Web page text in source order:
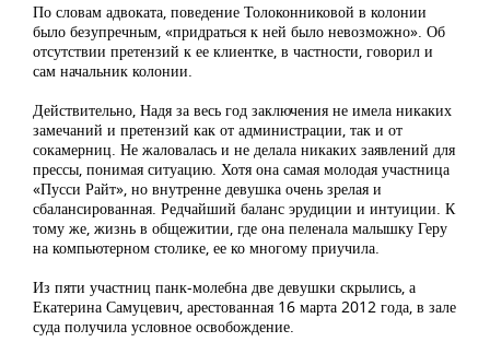
По словам адвоката, поведение Толоконниковой в колонии
было безупречным, «придраться к ней было невозможно». Об
отсутствии претензий к ее клиентке, в частности, говорил и
сам начальник колонии.
Действительно, Надя за весь год заключения не имела никаких
замечаний и претензий как от администрации, так и от
сокамерниц. Не жаловалась и не делала никаких заявлений для
прессы, понимая ситуацию. Хотя она самая молодая участница
«Пусси Райт», но внутренне девушка очень зрелая и
сбалансированная. Редчайший баланс эрудиции и интуиции. К
тому же, жизнь в общежитии, где она пеленала малышку Геру
на компьютерном столике, ее ко многому приучила.
Из пяти участниц панк-молебна две девушки скрылись, а
Екатерина Самуцевич, арестованная 16 марта 2012 года, в зале
суда получила условное освобождение.